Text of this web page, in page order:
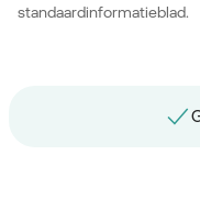
standaardinformatieblad.